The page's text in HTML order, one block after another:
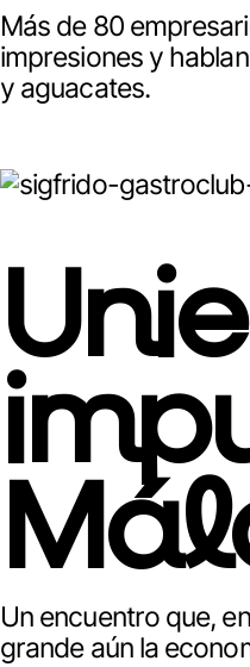
Más de 80
impresiones y
y aguacates.
Un encuentro que,
grande aún la